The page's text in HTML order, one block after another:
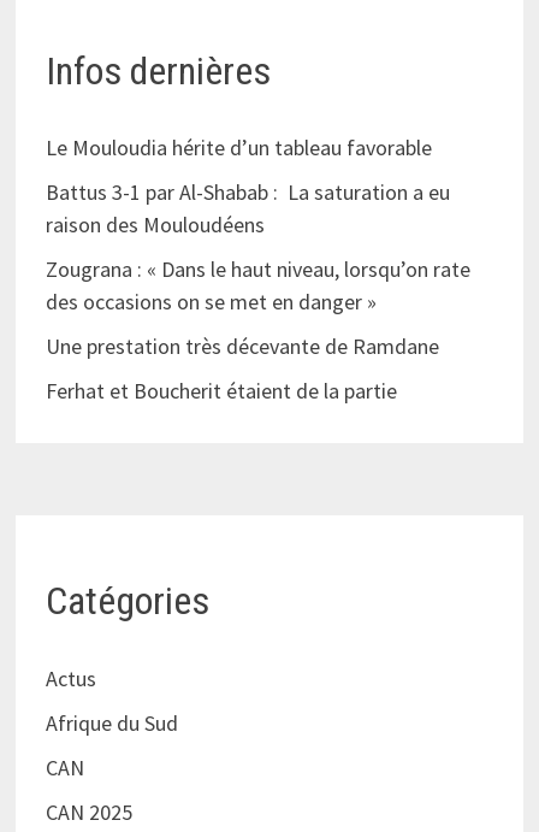
Infos dernières
Le Mouloudia hérite d’un tableau favorable
Battus 3-1 par Al-Shabab : La saturation a eu
raison des Mouloudéens
Zougrana : « Dans le haut niveau, lorsqu’on rate
des occasions on se met en danger »
Une prestation très décevante de Ramdane
Ferhat et Boucherit étaient de la partie
Catégories
Actus
Afrique du Sud
CAN
CAN 2025